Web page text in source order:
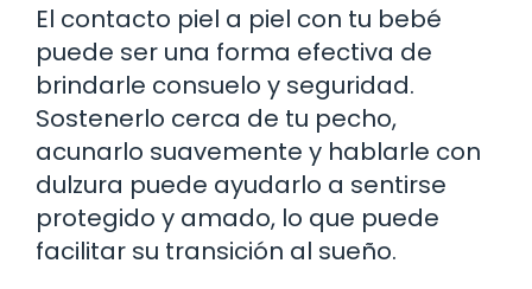
El contacto piel a piel con tu bebé
puede ser una forma efectiva de
brindarle consuelo y seguridad.
Sostenerlo cerca de tu pecho,
acunarlo suavemente y hablarle con
dulzura puede ayudarlo a sentirse
protegido y amado, lo que puede
facilitar su transición al sueño.